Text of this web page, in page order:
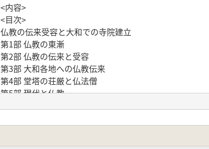
<内容>
<目次>
仏教の伝来受容と大和での寺院建立
第1部 仏教の東漸
第2部 仏教の伝来と受容
第3部 大和各地への仏教伝来
第4部 堂塔の荘厳と仏法僧
第5部 現代と仏教
瓦葺屋根の各種瓦名称図塔模式図